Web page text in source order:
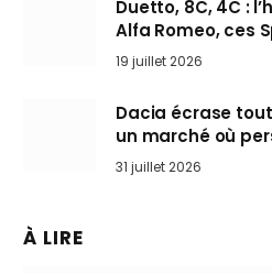
Duetto, 8C, 4C :
Alfa Romeo, ces
l’art de rouler
19 juillet 2026
Dacia écrase
un marché où
31 juillet 2026
À LIRE